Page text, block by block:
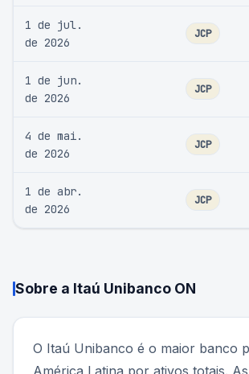
1 de jul.
de 2026
JCP
1 de jun.
de 2026
JCP
4 de mai.
de 2026
JCP
1 de abr.
de 2026
JCP
Sobre a Itaú Unibanco ON
O Itaú Unibanco é o maior banco
América Latina por ativos totais.